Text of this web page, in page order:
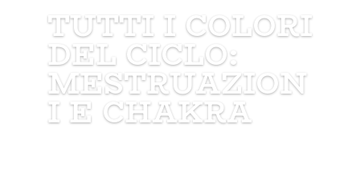
TUTTI I COLORI
DEL CICLO:
MESTRUAZION
I E CHAKRA